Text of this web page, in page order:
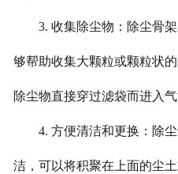
3. 收集除尘物：除尘骨架
够帮助收集大颗粒或颗粒状
除尘物直接穿过滤袋而进入气
4. 方便清洁和更换：除尘
洁，可以将积聚在上面的尘